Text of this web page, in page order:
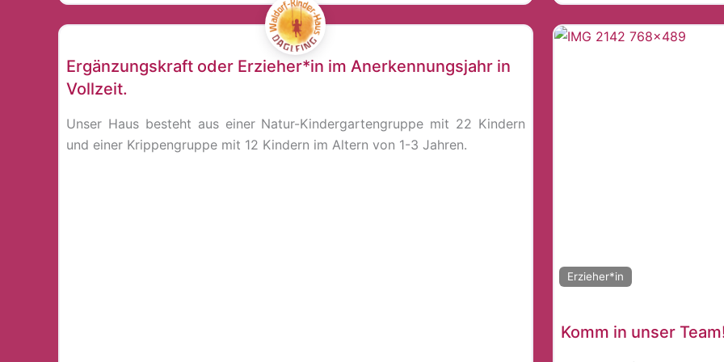
Ergänzungskraft oder Erzieher*in im Anerkennungsjahr in
Vollzeit.
Unser Haus besteht aus einer Natur-Kindergartengruppe mit 22 Kindern
und einer Krippengruppe mit 12 Kindern im Altern von 1-3 Jahren.
Erzieher*in
Komm in unser